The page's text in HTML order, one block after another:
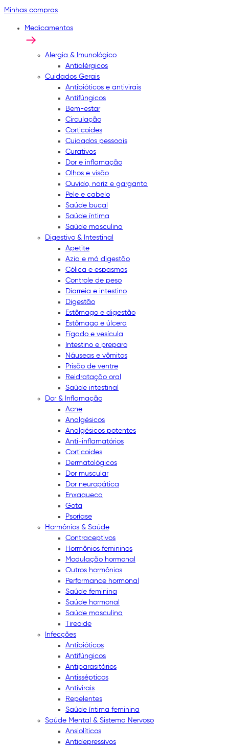
Minhas compras
Medicamentos
Alergia & Imunológico
Antialérgicos
Cuidados Gerais
Antibióticos e antivirais
Antifúngicos
Bem-estar
Circulação
Corticoides
Cuidados pessoais
Curativos
Dor e inflamação
Olhos e visão
Ouvido, nariz e garganta
Pele e cabelo
Saúde bucal
Saúde íntima
Saúde masculina
Digestivo & Intestinal
Apetite
Azia e má digestão
Cólica e espasmos
Controle de peso
Diarreia e intestino
Digestão
Estômago e digestão
Estômago e úlcera
Fígado e vesícula
Intestino e preparo
Náuseas e vômitos
Prisão de ventre
Reidratação oral
Saúde intestinal
Dor & Inflamação
Acne
Analgésicos
Analgésicos potentes
Anti-inflamatórios
Corticoides
Dermatológicos
Dor muscular
Dor neuropática
Enxaqueca
Gota
Psoríase
Hormônios & Saúde
Contraceptivos
Hormônios femininos
Modulação hormonal
Outros hormônios
Performance hormonal
Saúde feminina
Saúde hormonal
Saúde masculina
Tireoide
Infecções
Antibióticos
Antifúngicos
Antiparasitários
Antissépticos
Antivirais
Repelentes
Saúde íntima feminina
Saúde Mental & Sistema Nervoso
Ansiolíticos
Antidepressivos